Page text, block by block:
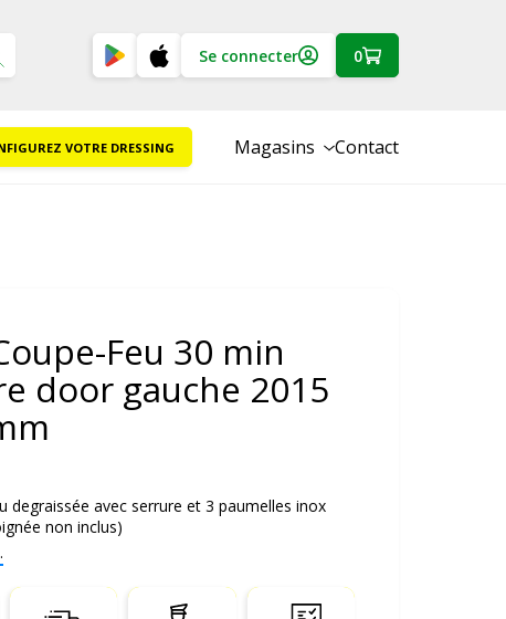
Se connecter 0
VOTRE DRESSING Magasins Contact
Feu 30 min
door gauche 2015
degraissée avec serrure et 3 paumelles inox
non inclus)